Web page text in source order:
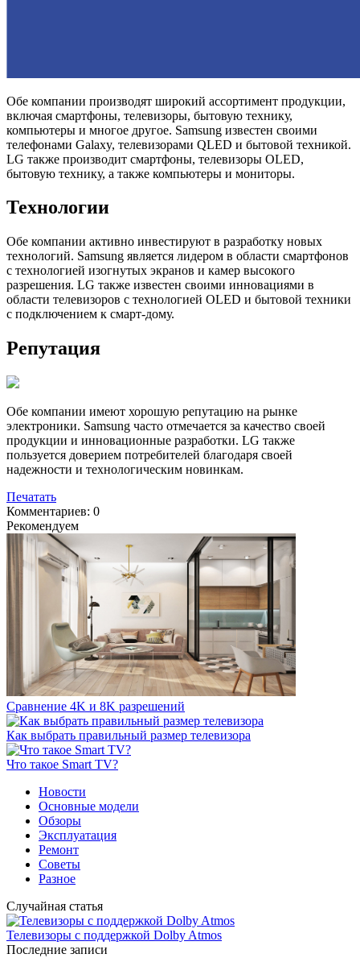
Обе компании производят широкий ассортимент продукции,
включая смартфоны, телевизоры, бытовую технику,
компьютеры и многое другое. Samsung известен своими
телефонами Galaxy, телевизорами QLED и бытовой техникой.
LG также производит смартфоны, телевизоры OLED,
бытовую технику, а также компьютеры и мониторы.
Технологии
Обе компании активно инвестируют в разработку новых
технологий. Samsung является лидером в области смартфонов
с технологией изогнутых экранов и камер высокого
разрешения. LG также известен своими инновациями в
области телевизоров с технологией OLED и бытовой техники
с подключением к смарт-дому.
Репутация
Обе компании имеют хорошую репутацию на рынке
электроники. Samsung часто отмечается за качество своей
продукции и инновационные разработки. LG также
пользуется доверием потребителей благодаря своей
надежности и технологическим новинкам.
Печатать
Комментариев: 0
Рекомендуем
Сравнение 4K и 8K разрешений
Как выбрать правильный размер телевизора
Что такое Smart TV?
Новости
Основные модели
Обзоры
Эксплуатация
Ремонт
Советы
Разное
Случайная статья
Телевизоры с поддержкой Dolby Atmos
Последние записи